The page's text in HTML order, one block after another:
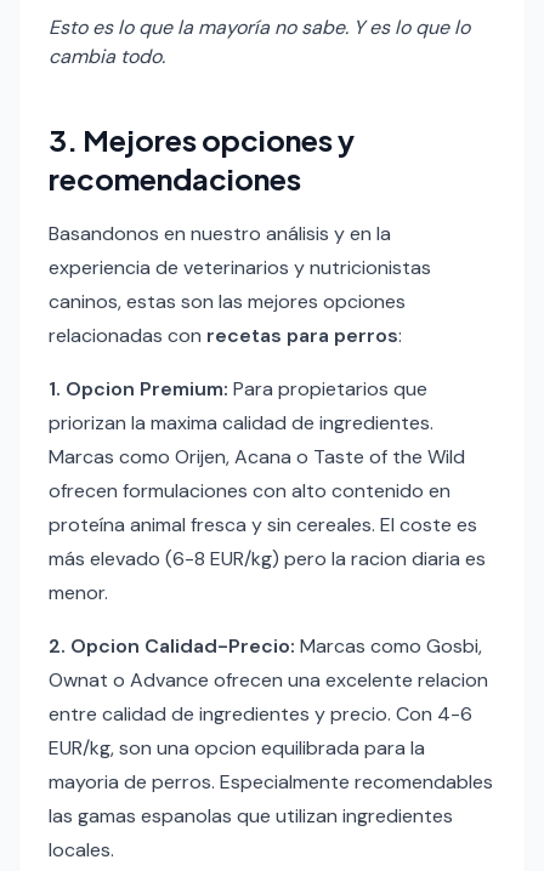
Esto es lo que la mayoría no sabe. Y es lo que lo
cambia todo.
3. Mejores opciones y
recomendaciones
Basandonos en nuestro análisis y en la
experiencia de veterinarios y nutricionistas
caninos, estas son las mejores opciones
relacionadas con recetas para perros:
1. Opcion Premium: Para propietarios que
priorizan la maxima calidad de ingredientes.
Marcas como Orijen, Acana o Taste of the Wild
ofrecen formulaciones con alto contenido en
proteína animal fresca y sin cereales. El coste es
más elevado (6-8 EUR/kg) pero la racion diaria es
menor.
2. Opcion Calidad-Precio: Marcas como Gosbi,
Ownat o Advance ofrecen una excelente relacion
entre calidad de ingredientes y precio. Con 4-6
EUR/kg, son una opcion equilibrada para la
mayoria de perros. Especialmente recomendables
las gamas espanolas que utilizan ingredientes
locales.